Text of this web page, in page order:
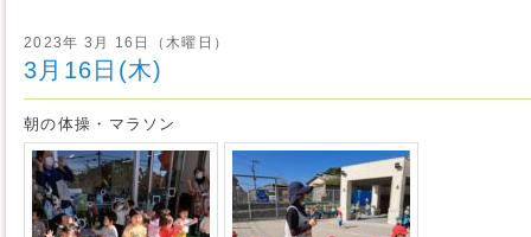
2023年 3月 16日（木曜日）
3月16日(木)
朝の体操・マラソン